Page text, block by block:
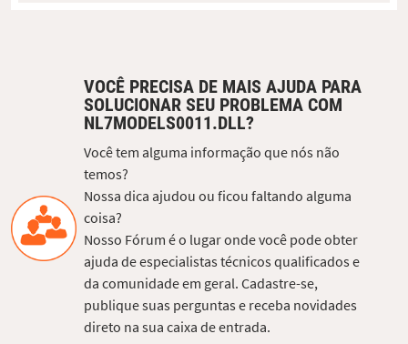
VOCÊ PRECISA DE MAIS AJUDA PARA
SOLUCIONAR SEU PROBLEMA COM
NL7MODELS0011.DLL?
Você tem alguma informação que nós não
temos?
Nossa dica ajudou ou ficou faltando alguma
coisa?
Nosso Fórum é o lugar onde você pode obter
ajuda de especialistas técnicos qualificados e
da comunidade em geral. Cadastre-se,
publique suas perguntas e receba novidades
direto na sua caixa de entrada.